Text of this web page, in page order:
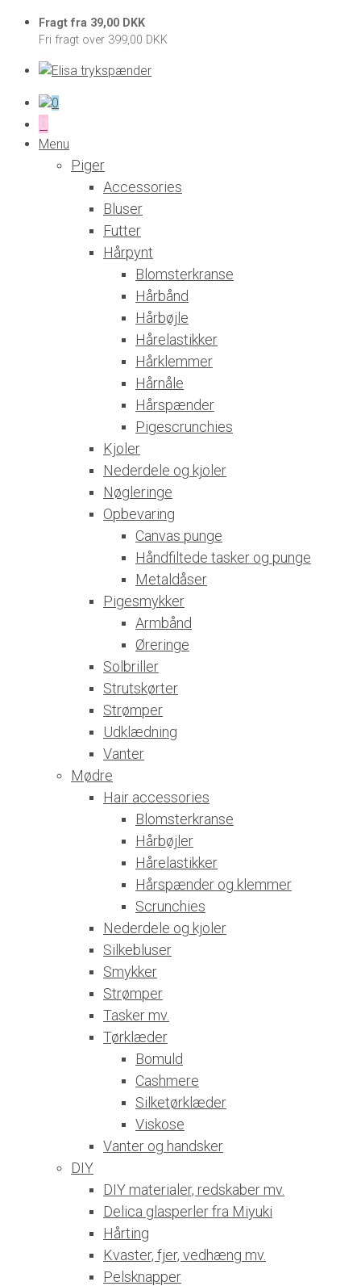
Fragt fra 39,00 DKK
Fri fragt over 399,00 DKK
0
0
Menu
Piger
Accessories
Bluser
Futter
Hårpynt
Blomsterkranse
Hårbånd
Hårbøjle
Hårelastikker
Hårklemmer
Hårnåle
Hårspænder
Pigescrunchies
Kjoler
Nederdele og kjoler
Nøgleringe
Opbevaring
Canvas punge
Håndfiltede tasker og punge
Metaldåser
Pigesmykker
Armbånd
Øreringe
Solbriller
Strutskørter
Strømper
Udklædning
Vanter
Mødre
Hair accessories
Blomsterkranse
Hårbøjler
Hårelastikker
Hårspænder og klemmer
Scrunchies
Nederdele og kjoler
Silkebluser
Smykker
Strømper
Tasker mv.
Tørklæder
Bomuld
Cashmere
Silketørklæder
Viskose
Vanter og handsker
DIY
DIY materialer, redskaber mv.
Delica glasperler fra Miyuki
Hårting
Kvaster, fjer, vedhæng mv.
Pelsknapper